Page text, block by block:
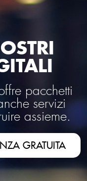
pacchetti
servizi
assieme.
GRATUITA